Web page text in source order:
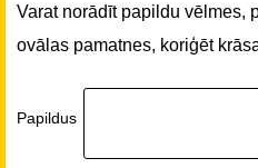
Varat norādīt papildu vēlmes,
ovālas pamatnes, koriģēt
Papildus